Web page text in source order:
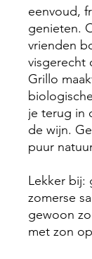
eenvoud,
genieten.
vrienden
visgerecht
Grillo
je terug in
de wijn.
puur
Lekker bij:
zomerse
gewoon
met zon